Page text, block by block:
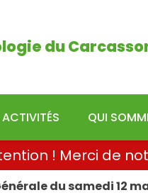
du
ACTIVITÉS QUI
! Merci de
du samedi 12